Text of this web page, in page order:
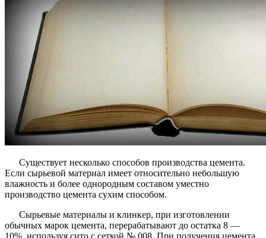
Существует несколько способов производства цемента.
Если сырьевой материал имеет относительно небольшую
влажность и более однородным составом уместно
производство цемента сухим способом.
Сырьевые материалы и клинкер, при изготовлении
обычных марок цемента, перерабатывают до остатка 8 —
10%, используя сито с сеткой № 008. При получения цемента